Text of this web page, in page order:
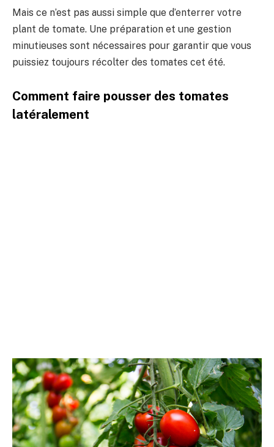
Mais ce n’est pas aussi simple que d’enterrer votre
plant de tomate. Une préparation et une gestion
minutieuses sont nécessaires pour garantir que vous
puissiez toujours récolter des tomates cet été.
Comment faire pousser des tomates
latéralement